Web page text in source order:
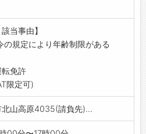
す。
寧に指導します。
きたら、スタッフ指導や作業管理
まとめ
アアップが可能です。
用求人
更なし】
当事由】
の規定により年齢制限がある
免許
限定可)
北山高原4035(請負先)...